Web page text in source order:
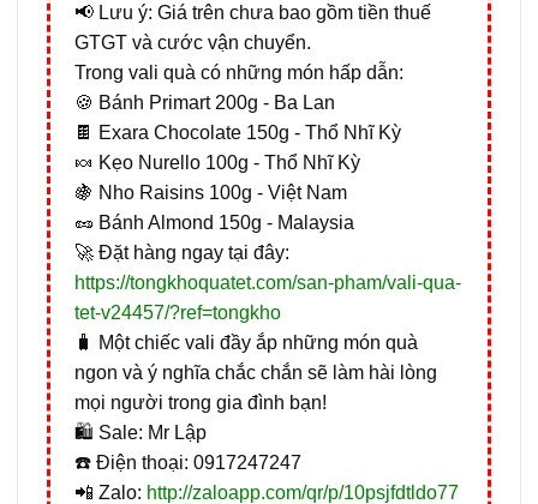
📢 Lưu ý: Giá trên chưa bao gồm tiền thuế
GTGT và cước vận chuyển.
Trong vali quà có những món hấp dẫn:
🍪 Bánh Primart 200g - Ba Lan
🍫 Exara Chocolate 150g - Thổ Nhĩ Kỳ
🍬 Kẹo Nurello 100g - Thổ Nhĩ Kỳ
🍇 Nho Raisins 100g - Việt Nam
🥜 Bánh Almond 150g - Malaysia
🚀 Đặt hàng ngay tại đây:
https://tongkhoquatet.com/san-pham/vali-qua-
tet-v24457/?ref=tongkho
🧳 Một chiếc vali đầy ắp những món quà
ngon và ý nghĩa chắc chắn sẽ làm hài lòng
mọi người trong gia đình bạn!
🛍️ Sale: Mr Lập
☎️ Điện thoại: 0917247247
📲 Zalo: http://zaloapp.com/qr/p/10psjfdtldo77